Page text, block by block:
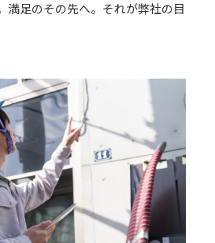
満足のその先へ。それが弊社の目